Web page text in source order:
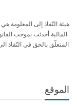
هيئة النّفاذ إلى المعلومة
المتعلّق بالحق في النّفاذ
الموقع